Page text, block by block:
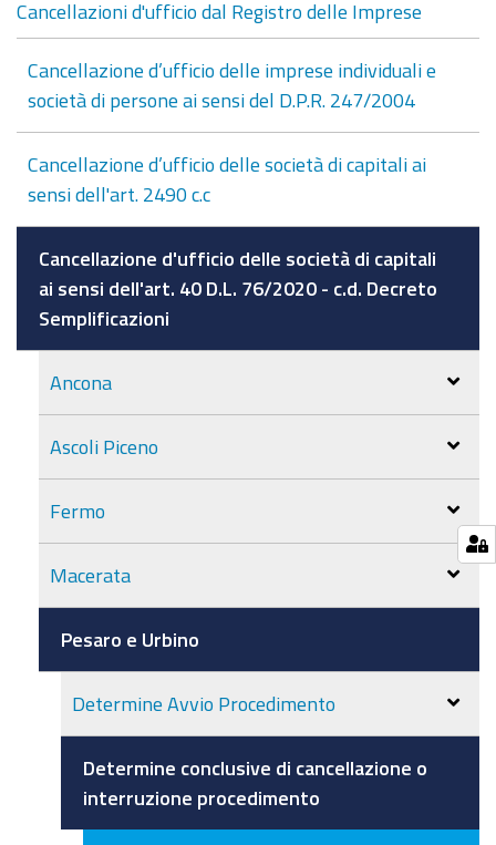
Cancellazioni d'ufficio dal Registro delle Imprese
Cancellazione d’ufficio delle imprese individuali e
società di persone ai sensi del D.P.R. 247/2004
Cancellazione d’ufficio delle società di capitali ai
sensi dell'art. 2490 c.c
Cancellazione d'ufficio delle società di capitali
ai sensi dell'art. 40 D.L. 76/2020 - c.d. Decreto
Semplificazioni
Ancona
Ascoli Piceno
Fermo
Macerata
Pesaro e Urbino
Determine Avvio Procedimento
Determine conclusive di cancellazione o
interruzione procedimento